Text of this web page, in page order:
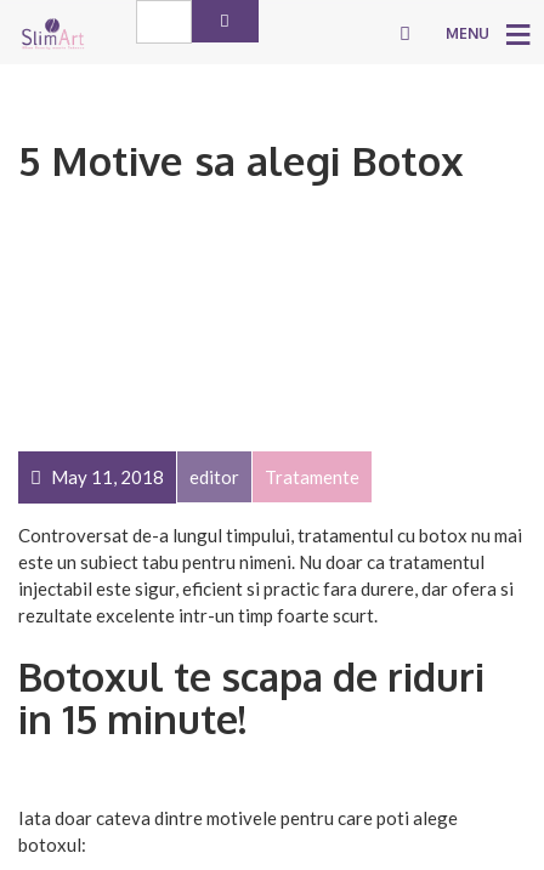
MENU
5 Motive sa alegi Botox
May 11, 2018 editor Tratamente
Controversat de-a lungul timpului, tratamentul cu botox nu mai
este un subiect tabu pentru nimeni. Nu doar ca tratamentul
injectabil este sigur, eficient si practic fara durere, dar ofera si
rezultate excelente intr-un timp foarte scurt.
Botoxul te scapa de riduri
in 15 minute!
Iata doar cateva dintre motivele pentru care poti alege
botoxul: